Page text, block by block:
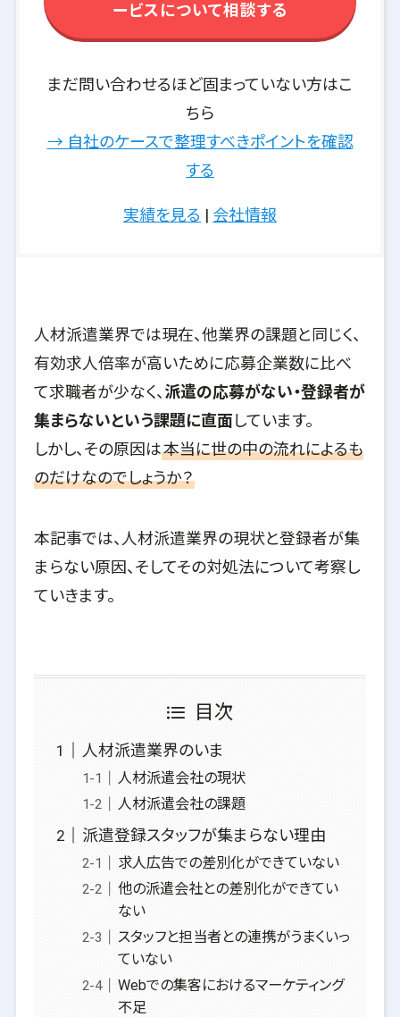
ービスについて相談する
まだ問い合わせるほど固まっていない方はこ
ちら
→ 自社のケースで整理すべきポイントを確認
する
実績を見る | 会社情報
人材派遣業界では現在、他業界の課題と同じく、
有効求人倍率が高いために応募企業数に比べ
て求職者が少なく、派遣の応募がない・登録者が
集まらないという課題に直面しています。
しかし、その原因は本当に世の中の流れによるも
のだけなのでしょうか？
本記事では、人材派遣業界の現状と登録者が集
まらない原因、そしてその対処法について考察し
ていきます。
目次
人材派遣業界のいま
人材派遣会社の現状
人材派遣会社の課題
派遣登録スタッフが集まらない理由
求人広告での差別化ができていない
他の派遣会社との差別化ができてい
ない
スタッフと担当者との連携がうまくいっ
ていない
Webでの集客におけるマーケティング
不足